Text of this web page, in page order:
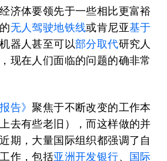
济体要领先于一些相比更富裕
无人驾驶地铁线或肯尼亚基于
器人甚至可以部分取代研究人
现在人们面临的问题的确非常
告》聚焦于不断改变的工作本
去有些老旧），而这样做的并
期，大量国际组织都强调了自
作，包括亚洲开发银行、 国际